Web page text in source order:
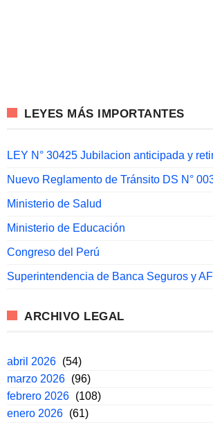
LEYES MÁS IMPORTANTES
LEY N° 30425 Jubilacion anticipada y
Nuevo Reglamento de Tránsito DS N°
Ministerio de Salud
Ministerio de Educación
Congreso del Perú
Superintendencia de Banca Seguros y
ARCHIVO LEGAL
abril 2026 (54)
marzo 2026 (96)
febrero 2026 (108)
enero 2026 (61)